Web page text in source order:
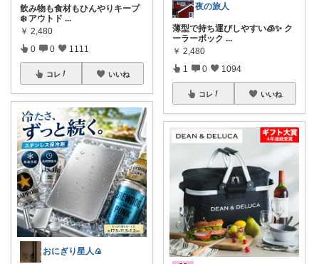
飲み物も食材もひんやりキープ
❄️ アウトド ...
￥ 2,480
0 0 1111
コレ いいね
おにぎり星人🍙
夜の旅人
薄型で持ち運びしやすい🧊✨ ク
ーラーボック ...
￥ 2,480
1 0 1094
コレ いいね